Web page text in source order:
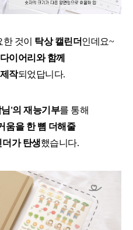
것이 탁상 캘린더인데요~
이어리와 함께
작되었답니다.
'의 재능기부를 통해
움을 한 뼘 더해줄
가 탄생했습니다.